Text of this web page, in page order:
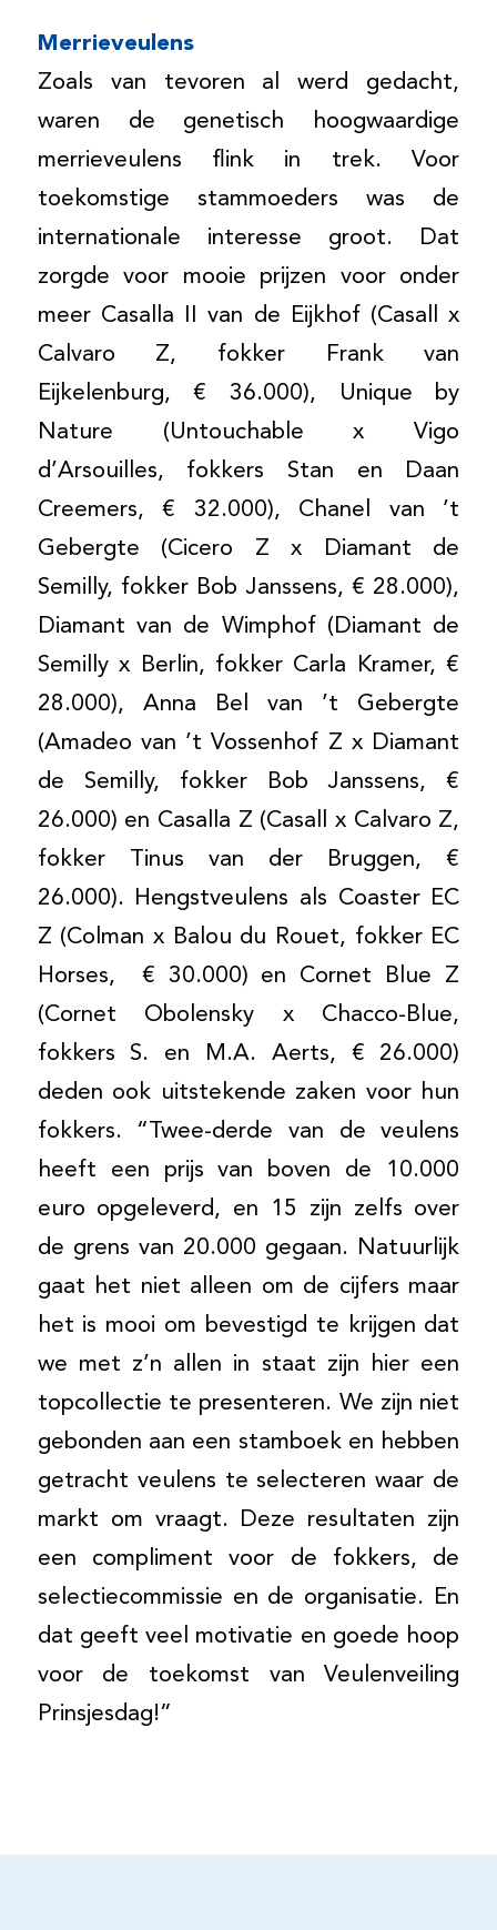
Merrieveulens
Zoals van tevoren al werd gedacht,
waren de genetisch hoogwaardige
merrieveulens flink in trek. Voor
toekomstige stammoeders was de
internationale interesse groot. Dat
zorgde voor mooie prijzen voor onder
meer Casalla II van de Eijkhof (Casall x
Calvaro Z, fokker Frank van
Eijkelenburg, € 36.000), Unique by
Nature (Untouchable x Vigo
d’Arsouilles, fokkers Stan en Daan
Creemers, € 32.000), Chanel van ’t
Gebergte (Cicero Z x Diamant de
Semilly, fokker Bob Janssens, € 28.000),
Diamant van de Wimphof (Diamant de
Semilly x Berlin, fokker Carla Kramer, €
28.000), Anna Bel van ’t Gebergte
(Amadeo van ’t Vossenhof Z x Diamant
de Semilly, fokker Bob Janssens, €
26.000) en Casalla Z (Casall x Calvaro Z,
fokker Tinus van der Bruggen, €
26.000). Hengstveulens als Coaster EC
Z (Colman x Balou du Rouet, fokker EC
Horses,
€ 30.000) en Cornet Blue Z
(Cornet Obolensky x Chacco-Blue,
fokkers S. en M.A. Aerts, € 26.000)
deden ook uitstekende zaken voor hun
fokkers. “Twee-derde van de veulens
heeft een prijs van boven de 10.000
euro opgeleverd, en 15 zijn zelfs over
de grens van 20.000 gegaan. Natuurlijk
gaat het niet alleen om de cijfers maar
het is mooi om bevestigd te krijgen dat
we met z’n allen in staat zijn hier een
topcollectie te presenteren. We zijn niet
gebonden aan een stamboek en hebben
getracht veulens te selecteren waar de
markt om vraagt. Deze resultaten zijn
een compliment voor de fokkers, de
selectiecommissie en de organisatie. En
dat geeft veel motivatie en goede hoop
voor de toekomst van Veulenveiling
Prinsjesdag!”